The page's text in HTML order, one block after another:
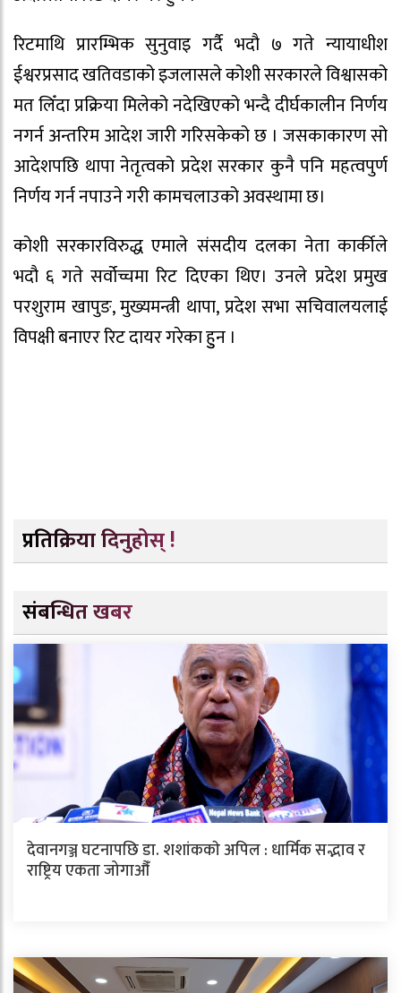
रिटमाथि प्रारम्भिक सुनुवाइ गर्दै भदौ ७ गते न्यायाधीश
ईश्वरप्रसाद खतिवडाको इजलासले कोशी सरकारले विश्वासको
मत लिँदा प्रक्रिया मिलेको नदेखिएको भन्दै दीर्घकालीन निर्णय
नगर्न अन्तरिम आदेश जारी गरिसकेको छ । जसकाकारण सो
आदेशपछि थापा नेतृत्वको प्रदेश सरकार कुनै पनि महत्वपुर्ण
निर्णय गर्न नपाउने गरी कामचलाउको अवस्थामा छ।
कोशी सरकारविरुद्ध एमाले संसदीय दलका नेता कार्कीले
भदौ ६ गते सर्वोच्चमा रिट दिएका थिए। उनले प्रदेश प्रमुख
परशुराम खापुङ, मुख्यमन्त्री थापा, प्रदेश सभा सचिवालयलाई
विपक्षी बनाएर रिट दायर गरेका हुुन ।
प्रतिक्रिया दिनुहोस् !
संबन्धित खबर
देवानगञ्ज घटनापछि डा. शशांककाे अपिल : धार्मिक सद्भाव र
राष्ट्रिय एकता जोगाऔँ